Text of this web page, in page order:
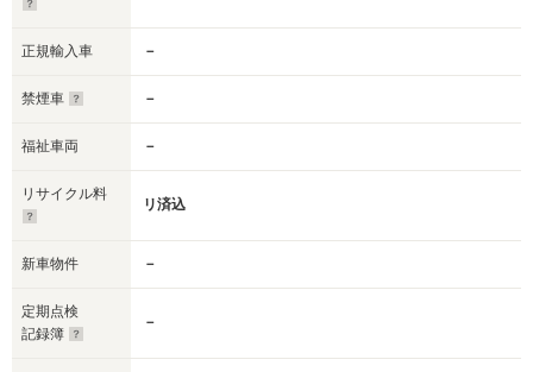
正規輸入車 －
禁煙車 －
福祉車両 －
リサイクル料
リ済込
新車物件 －
定期点検
記録簿
－